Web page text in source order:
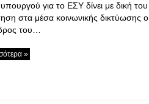
για το ΕΣΥ δίνει με δική του
στα μέσα κοινωνικής δικτύωσης ο
του…
»